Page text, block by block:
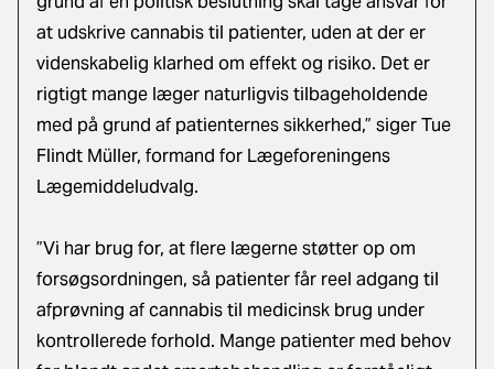
at udskrive cannabis til patienter, uden at der er
videnskabelig klarhed om effekt og risiko. Det er
rigtigt mange læger naturligvis tilbageholdende
med på grund af patienternes sikkerhed,” siger Tue
Flindt Müller, formand for Lægeforeningens
Lægemiddeludvalg.
”Vi har brug for, at flere lægerne støtter op om
forsøgsordningen, så patienter får reel adgang til
afprøvning af cannabis til medicinsk brug under
kontrollerede forhold. Mange patienter med behov